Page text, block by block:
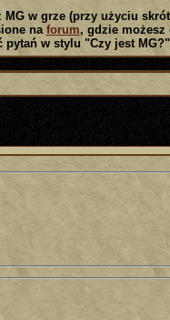
w grze (przy użyciu
na forum, gdzie możesz
pytań w stylu "Czy jest